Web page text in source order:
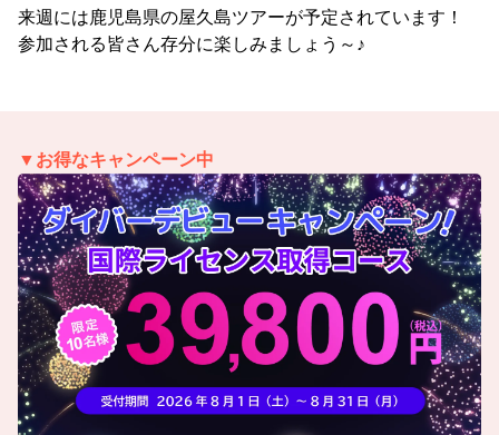
来週には鹿児島県の屋久島ツアーが予定されています！
参加される皆さん存分に楽しみましょう～♪
▼お得なキャンペーン中